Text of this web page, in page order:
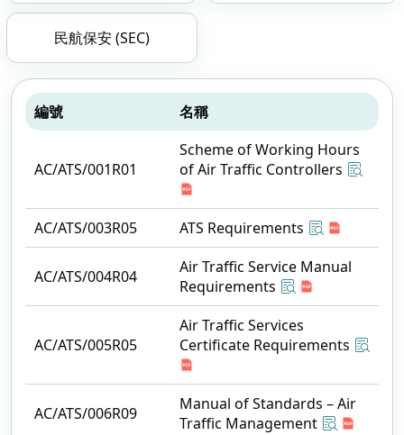
民航保安 (SEC)
編號 名稱
AC/ATS/001R01
Scheme of Working Hours
of Air Traffic Controllers
AC/ATS/003R05 ATS Requirements
AC/ATS/004R04
Air Traffic Service Manual
Requirements
AC/ATS/005R05
Air Traffic Services
Certificate Requirements
AC/ATS/006R09
Manual of Standards – Air
Traffic Management